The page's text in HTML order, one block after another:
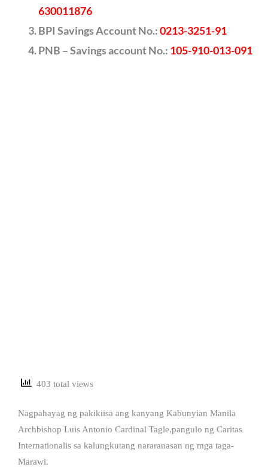
630011876
BPI Savings Account No.:0213-3251-91
PNB – Savings account No.: 105-910-013-091
403 total views
Nagpahayag ng pakikiisa ang kanyang Kabunyian Manila
Archbishop Luis Antonio Cardinal Tagle,pangulo ng Caritas
Internationalis sa kalungkutang nararanasan ng mga taga-
Marawi.